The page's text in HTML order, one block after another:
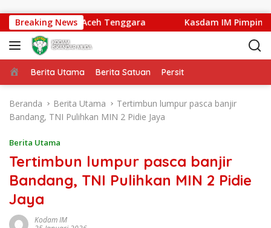
Breaking News
Abadi Aceh Tenggara Kasdam IM Pimpin
Beranda
Berita Utama Berita Satuan Persit
Beranda Berita Utama
Tertimbun lumpur pasca banjir
Bandang, TNI Pulihkan MIN 2 Pidie Jaya
Berita Utama
Tertimbun lumpur pasca banjir
Bandang, TNI Pulihkan MIN 2 Pidie
Jaya
Kodam IM